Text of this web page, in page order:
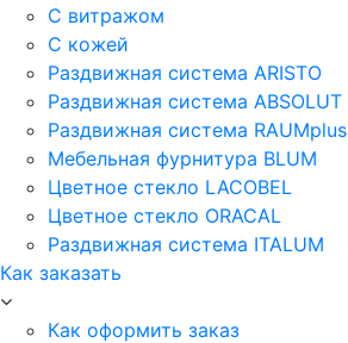
С витражом
С кожей
Раздвижная система ARISTO
Раздвижная система ABSOLUT
Раздвижная система RAUMplus
Мебельная фурнитура BLUM
Цветное стекло LACOBEL
Цветное стекло ORACAL
Раздвижная система ITALUM
Как заказать
Как оформить заказ